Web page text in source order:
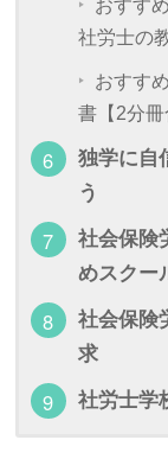
おすす
社労士の
おすす
書【2分冊
独学に自
う
社会保険
めスクー
社会保険
求
社労士学